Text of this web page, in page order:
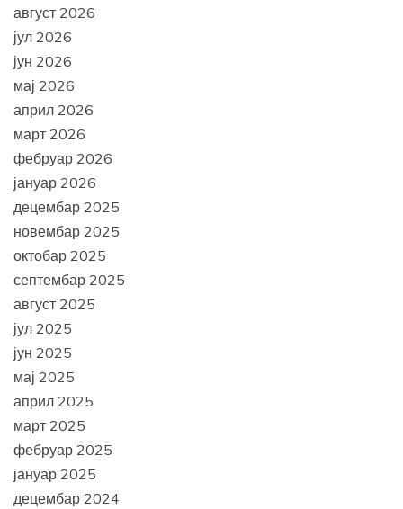
август 2026
јул 2026
јун 2026
мај 2026
април 2026
март 2026
фебруар 2026
јануар 2026
децембар 2025
новембар 2025
октобар 2025
септембар 2025
август 2025
јул 2025
јун 2025
мај 2025
април 2025
март 2025
фебруар 2025
јануар 2025
децембар 2024